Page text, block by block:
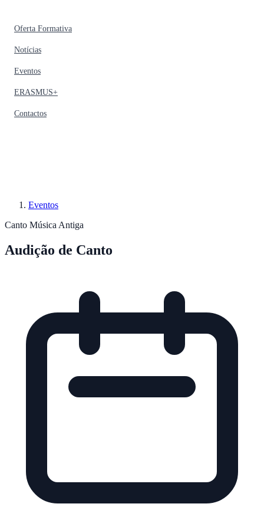
Oferta Formativa
Notícias
Eventos
ERASMUS+
Contactos
Eventos
Canto Música Antiga
Audição de Canto